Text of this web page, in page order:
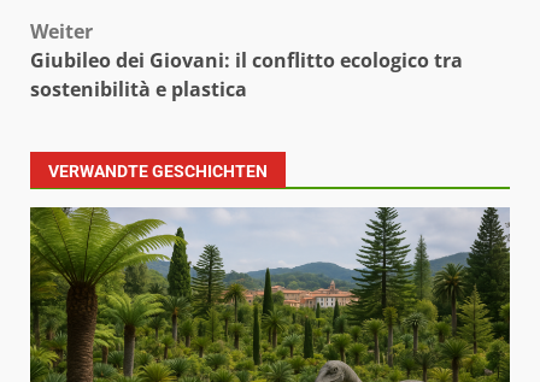
Weiter
Giubileo dei Giovani: il conflitto ecologico tra
sostenibilità e plastica
VERWANDTE GESCHICHTEN